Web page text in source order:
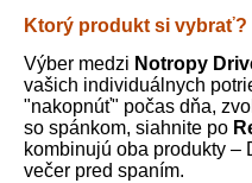
Ktorý produkt si vybrať?
Výber medzi Notropy
vašich individuálnych
"nakopnúť" počas dňa,
so spánkom, siahnite po
kombinujú oba produkty –
večer pred spaním.